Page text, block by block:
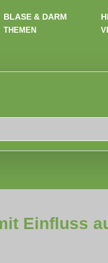
BLASE & DARM
THEMEN
Einfluss